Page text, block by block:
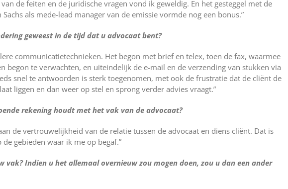
de feiten en de juridische vragen vond ik geweldig. En het gesteggel met de
als mede-lead manager van de emissie vormde nog een bonus.”
geweest in de tijd dat u advocaat bent?
communicatietechnieken. Het begon met brief en telex, toen de fax, waarmee
begon te verwachten, en uiteindelijk de e-mail en de verzending van stukken via
snel te antwoorden is sterk toegenomen, met ook de frustratie dat de cliënt de
liggen en dan weer op stel en sprong verder advies vraagt.”
rekening houdt met het vak van de advocaat?
de vertrouwelijkheid van de relatie tussen de advocaat en diens cliënt. Dat is
gebieden waar ik me op begaf.”
vak? Indien u het allemaal overnieuw zou mogen doen, zou u dan een ander